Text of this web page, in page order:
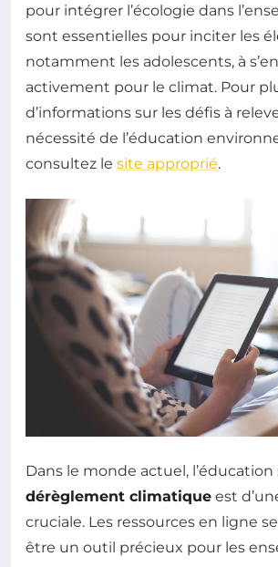
pour intégrer l’écologie dans
sont essentielles pour inciter les
notamment les adolescents, à
activement pour le climat. Pour
d’informations sur les défis à
nécessité de l’éducation
consultez le site approprié.
Dans le monde actuel, l’éducation
dérèglement climatique est
cruciale. Les ressources en ligne
être un outil précieux pour les